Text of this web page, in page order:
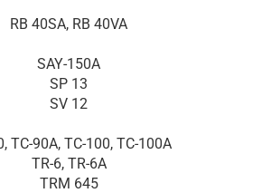
RB 40SA, RB 40VA
SAY-150A
SP 13
SV 12
TC-90A, TC-100, TC-100A
TR-6, TR-6A
TRM 645